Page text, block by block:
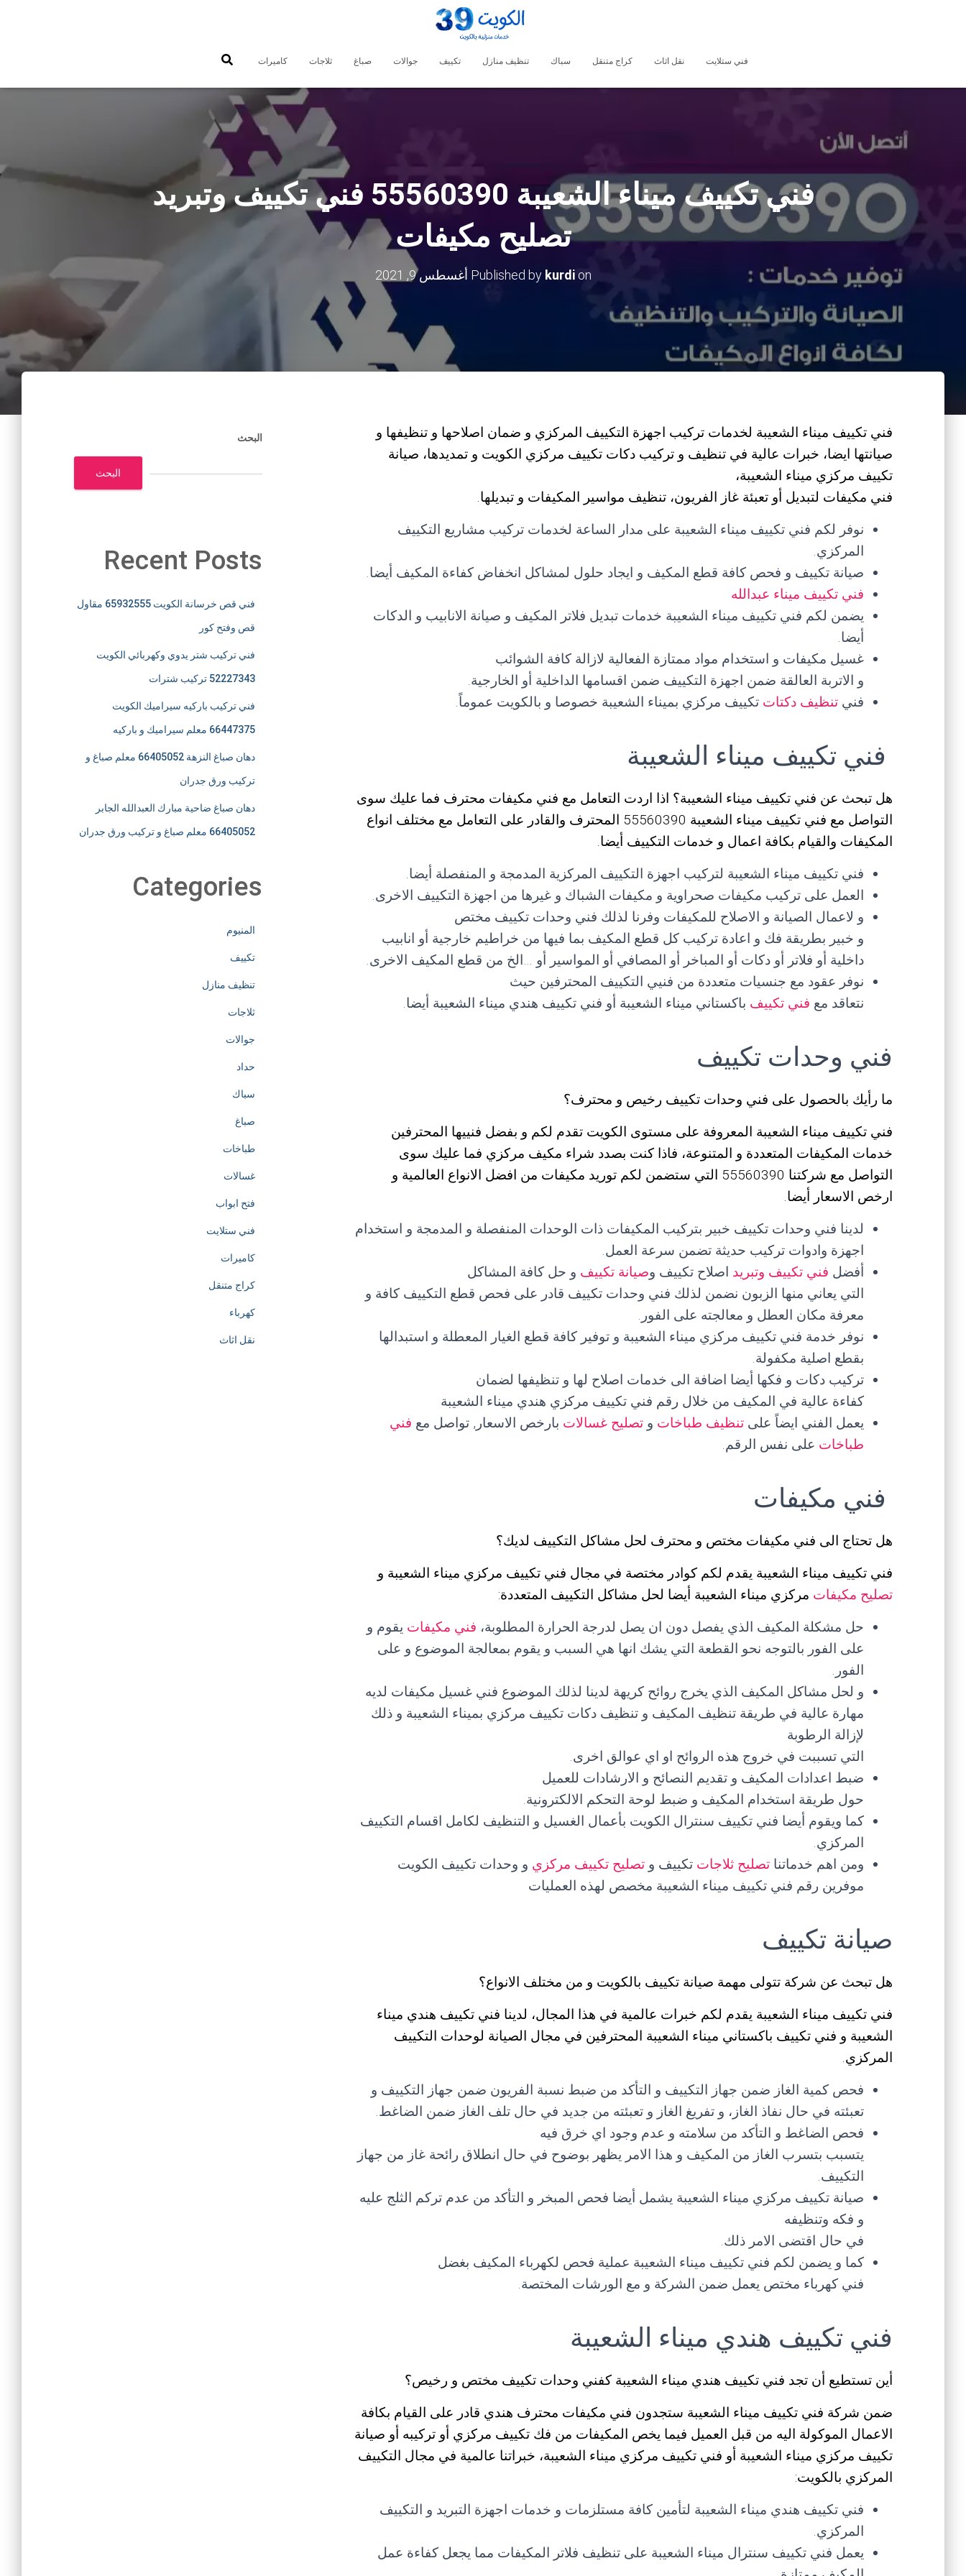
فني ستلايت نقل اثاث كراج متنقل سباك تنظيف منازل تكييف جوالات صباغ ثلاجات كاميرات
فني تكييف ميناء الشعيبة 55560390 فني تكييف وتبريد
تصليح مكيفات
Published by kurdion أغسطس 9, 2021
فني تكييف ميناء الشعيبة لخدمات تركيب اجهزة التكييف المركزي و ضمان اصلاحها و تنظيفها و
صيانتها ايضا، خبرات عالية في تنظيف و تركيب دكات تكييف مركزي الكويت و تمديدها، صيانة
تكييف مركزي ميناء الشعيبة،
فني مكيفات لتبديل أو تعبئة غاز الفريون، تنظيف مواسير المكيفات و تبديلها.
نوفر لكم فني تكييف ميناء الشعيبة على مدار الساعة لخدمات تركيب مشاريع التكييف
المركزي.
صيانة تكييف و فحص كافة قطع المكيف و ايجاد حلول لمشاكل انخفاض كفاءة المكيف أيضا.
فني تكييف ميناء عبدالله
يضمن لكم فني تكييف ميناء الشعيبة خدمات تبديل فلاتر المكيف و صيانة الانابيب و الدكات
أيضا.
غسيل مكيفات و استخدام مواد ممتازة الفعالية لازالة كافة الشوائب
و الاتربة العالقة ضمن اجهزة التكييف ضمن اقسامها الداخلية أو الخارجية.
فني تنظيف دكتات تكييف مركزي بميناء الشعيبة خصوصا و بالكويت عموماً.
فني تكييف ميناء الشعيبة
هل تبحث عن فني تكييف ميناء الشعيبة؟ اذا اردت التعامل مع فني مكيفات محترف فما عليك سوى
التواصل مع فني تكييف ميناء الشعيبة 55560390 المحترف والقادر على التعامل مع مختلف انواع
المكيفات والقيام بكافة اعمال و خدمات التكييف أيضا.
فني تكييف ميناء الشعيبة لتركيب اجهزة التكييف المركزية المدمجة و المنفصلة أيضا.
العمل على تركيب مكيفات صحراوية و مكيفات الشباك و غيرها من اجهزة التكييف الاخرى.
و لاعمال الصيانة و الاصلاح للمكيفات وفرنا لذلك فني وحدات تكييف مختص
و خبير بطريقة فك و اعادة تركيب كل قطع المكيف بما فيها من خراطيم خارجية أو انابيب
داخلية أو فلاتر أو دكات أو المباخر أو المصافي أو المواسير أو …الخ من قطع المكيف الاخرى.
نوفر عقود مع جنسيات متعددة من فنيي التكييف المحترفين حيث
نتعاقد مع فني تكييف باكستاني ميناء الشعيبة أو فني تكييف هندي ميناء الشعيبة أيضا.
فني وحدات تكييف
ما رأيك بالحصول على فني وحدات تكييف رخيص و محترف؟
فني تكييف ميناء الشعيبة المعروفة على مستوى الكويت تقدم لكم و بفضل فنييها المحترفين
خدمات المكيفات المتعددة و المتنوعة، فاذا كنت بصدد شراء مكيف مركزي فما عليك سوى
التواصل مع شركتنا 55560390 التي ستضمن لكم توريد مكيفات من افضل الانواع العالمية و
ارخص الاسعار أيضا.
لدينا فني وحدات تكييف خبير بتركيب المكيفات ذات الوحدات المنفصلة و المدمجة و استخدام
اجهزة وادوات تركيب حديثة تضمن سرعة العمل.
أفضل فني تكييف وتبريد اصلاح تكييف وصيانة تكييف و حل كافة المشاكل
التي يعاني منها الزبون نضمن لذلك فني وحدات تكييف قادر على فحص قطع التكييف كافة و
معرفة مكان العطل و معالجته على الفور.
نوفر خدمة فني تكييف مركزي ميناء الشعيبة و توفير كافة قطع الغيار المعطلة و استبدالها
بقطع اصلية مكفولة.
تركيب دكات و فكها أيضا اضافة الى خدمات اصلاح لها و تنظيفها لضمان
كفاءة عالية في المكيف من خلال رقم فني تكييف مركزي هندي ميناء الشعيبة
يعمل الفني ايضاً على تنظيف طباخات و تصليح غسالات بارخص الاسعار, تواصل مع فني
طباخات على نفس الرقم.
فني مكيفات
هل تحتاج الى فني مكيفات مختص و محترف لحل مشاكل التكييف لديك؟
فني تكييف ميناء الشعيبة يقدم لكم كوادر مختصة في مجال فني تكييف مركزي ميناء الشعيبة و
تصليح مكيفات مركزي ميناء الشعيبة أيضا لحل مشاكل التكييف المتعددة:
حل مشكلة المكيف الذي يفصل دون ان يصل لدرجة الحرارة المطلوبة، فني مكيفات يقوم و
على الفور بالتوجه نحو القطعة التي يشك انها هي السبب و يقوم بمعالجة الموضوع و على
الفور.
و لحل مشاكل المكيف الذي يخرج روائح كريهة لدينا لذلك الموضوع فني غسيل مكيفات لديه
مهارة عالية في طريقة تنظيف المكيف و تنظيف دكات تكييف مركزي بميناء الشعيبة و ذلك
لإزالة الرطوبة
التي تسببت في خروج هذه الروائح او اي عوالق اخرى.
ضبط اعدادات المكيف و تقديم النصائح و الارشادات للعميل
حول طريقة استخدام المكيف و ضبط لوحة التحكم الالكترونية.
كما ويقوم أيضا فني تكييف سنترال الكويت بأعمال الغسيل و التنظيف لكامل اقسام التكييف
المركزي.
ومن اهم خدماتنا تصليح ثلاجات تكييف و تصليح تكييف مركزي و وحدات تكييف الكويت
موفرين رقم فني تكييف ميناء الشعيبة مخصص لهذه العمليات
صيانة تكييف
هل تبحث عن شركة تتولى مهمة صيانة تكييف بالكويت و من مختلف الانواع؟
فني تكييف ميناء الشعيبة يقدم لكم خبرات عالمية في هذا المجال، لدينا فني تكييف هندي ميناء
الشعيبة و فني تكييف باكستاني ميناء الشعيبة المحترفين في مجال الصيانة لوحدات التكييف
المركزي.
فحص كمية الغاز ضمن جهاز التكييف و التأكد من ضبط نسبة الفريون ضمن جهاز التكييف و
تعبئته في حال نفاذ الغاز، و تفريغ الغاز و تعبئته من جديد في حال تلف الغاز ضمن الضاغط.
فحص الضاغط و التأكد من سلامته و عدم وجود اي خرق فيه
يتسبب بتسرب الغاز من المكيف و هذا الامر يظهر بوضوح في حال انطلاق رائحة غاز من جهاز
التكييف.
صيانة تكييف مركزي ميناء الشعيبة يشمل أيضا فحص المبخر و التأكد من عدم تركم الثلج عليه
و فكه وتنظيفه
في حال اقتضى الامر ذلك.
كما و يضمن لكم فني تكييف ميناء الشعيبة عملية فحص لكهرباء المكيف بغضل
فني كهرباء مختص يعمل ضمن الشركة و مع الورشات المختصة.
فني تكييف هندي ميناء الشعيبة
أين تستطيع أن تجد فني تكييف هندي ميناء الشعيبة كفني وحدات تكييف مختص و رخيص؟
ضمن شركة فني تكييف ميناء الشعيبة ستجدون فني مكيفات محترف هندي قادر على القيام بكافة
الاعمال الموكولة اليه من قبل العميل فيما يخص المكيفات من فك تكييف مركزي أو تركيبه أو صيانة
تكييف مركزي ميناء الشعيبة أو فني تكييف مركزي ميناء الشعيبة، خبراتنا عالمية في مجال التكييف
المركزي بالكويت:
فني تكييف هندي ميناء الشعيبة لتأمين كافة مستلزمات و خدمات اجهزة التبريد و التكييف
المركزي.
يعمل فني تكييف سنترال ميناء الشعيبة على تنظيف فلاتر المكيفات مما يجعل كفاءة عمل
البحث
البحث
Recent Posts
فني قص خرسانة الكويت 65932555 مقاول
قص وفتح كور
فني تركيب شتر يدوي وكهربائي الكويت
52227343 تركيب شترات
فني تركيب باركيه سيراميك الكويت
66447375 معلم سيراميك و باركيه
دهان صباغ النزهة 66405052 معلم صباغ و
تركيب ورق جدران
دهان صباغ ضاحية مبارك العبدالله الجابر
66405052 معلم صباغ و تركيب ورق جدران
Categories
المنيوم
تكييف
تنظيف منازل
ثلاجات
جوالات
حداد
سباك
صباغ
طباخات
غسالات
فتح ابواب
فني ستلايت
كاميرات
كراج متنقل
كهرباء
نقل اثاث